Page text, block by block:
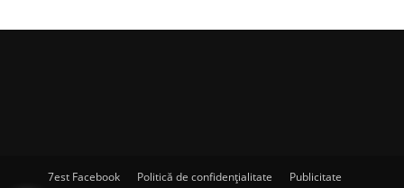
7est Facebook Politică de confidențialitate
Publicitate